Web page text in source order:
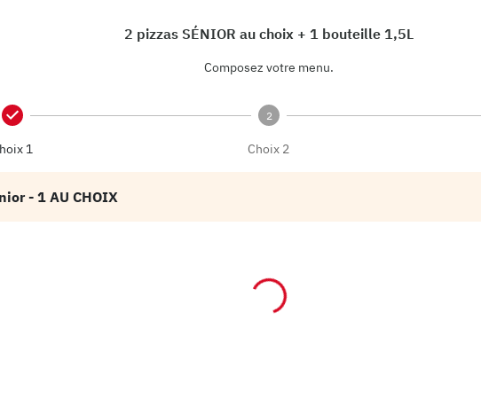
2 pizzas SÉNIOR au choix + 1 bouteille 1,5L
Composez votre menu.
1
2
Choix 2
- 1 AU CHOIX